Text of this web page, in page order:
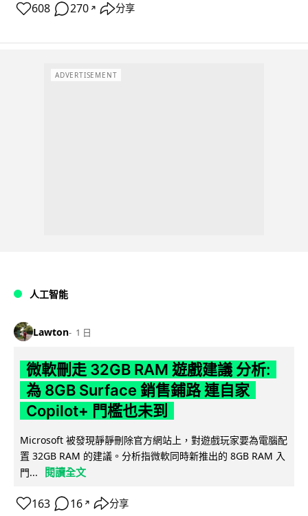
608 270 ↗ 分享
ADVERTISEMENT
人工智能
Lawton 1 日
微軟刪走 32GB RAM 遊戲建議 分析:
為 8GB Surface 銷售鋪路 連自家
Copilot+ 門檻也未到
Microsoft 被發現靜靜刪除官方網站上，對遊戲玩家要為電腦配
置 32GB RAM 的建議。分析指微軟同時新推出的 8GB RAM 入
門...
閱讀全文
163 16 ↗ 分享